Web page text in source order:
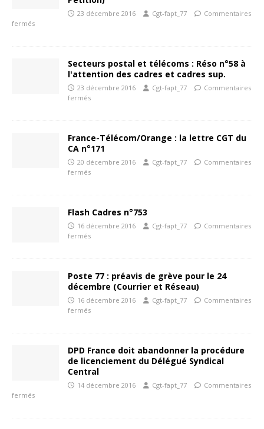
23 décembre 2016 Cgt-fapt_77
Commentaires
fermés
Secteurs postal et télécoms : Réso n°58 à
l'attention des cadres et cadres sup.
23 décembre 2016 Cgt-fapt_77
Commentaires
fermés
France-Télécom/Orange : la lettre CGT du
CA n°171
20 décembre 2016 Cgt-fapt_77
Commentaires
fermés
Flash Cadres n°753
16 décembre 2016 Cgt-fapt_77
Commentaires
fermés
Poste 77 : préavis de grève pour le 24
décembre (Courrier et Réseau)
16 décembre 2016 Cgt-fapt_77
Commentaires
fermés
DPD France doit abandonner la procédure
de licenciement du Délégué Syndical
Central
14 décembre 2016 Cgt-fapt_77
Commentaires
fermés